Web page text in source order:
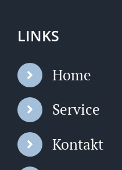
LINKS
Home
Service
Kontakt